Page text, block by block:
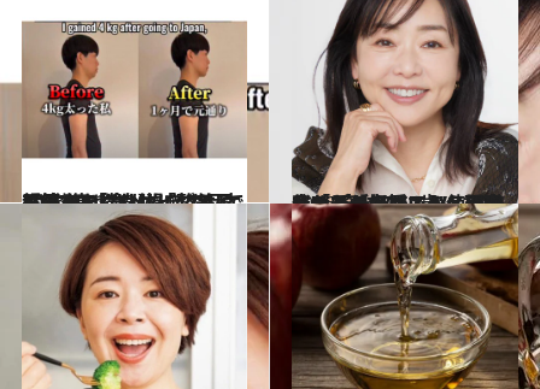
2026.6.13
【続きを読む】「1カ月で4キロ痩せました」“美尻王子”の「食べ過ぎても太りづらい」身体に整える超簡単エクササイズとは？
ビューティ＆ヘルス 2026.5.11
それだと老けてみえるかも!? “奇跡の69歳”こと美容ジャーナリスト・天野佳代子が伝授！ NGなファンデーションの使い方＆「どこの服？」と聞かれるユニクロ
ビューティ＆ヘルス